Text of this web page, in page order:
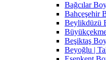
Bağcılar
Bahçeşehir
Beylikdüzü
Beşiktaş
Beyoğlu |